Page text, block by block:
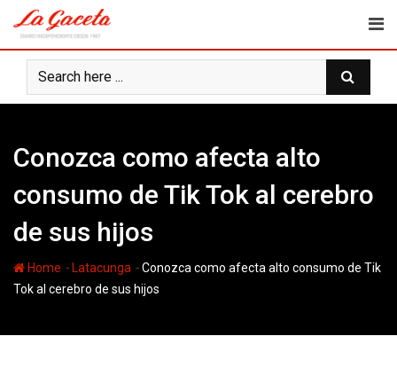
content
Conozca como afecta alto
consumo de Tik Tok al cerebro
de sus hijos
Home - Latacunga -Conozca como afecta alto consumo de Tik
Tok al cerebro de sus hijos